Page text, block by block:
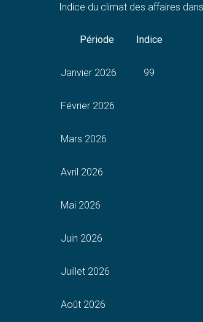
Indice du climat des affaires
Période Indice
Janvier 2026 99
Février 2026
Mars 2026
Avril 2026
Mai 2026
Juin 2026
Juillet 2026
Août 2026